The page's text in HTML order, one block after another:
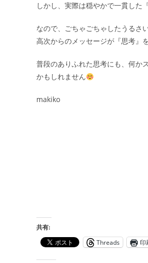
しかし、実際は穏やかで一貫した
なので、ごちゃごちゃしたうるさ
高次からのメッセージが『思考』
普段のありふれた思考にも、何か
かもしれません
makiko
共有:
Threads
印